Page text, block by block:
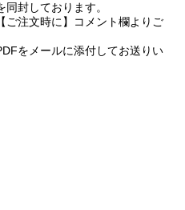
封しております。
注文時に】コメント欄よりご
をメールに添付してお送りい